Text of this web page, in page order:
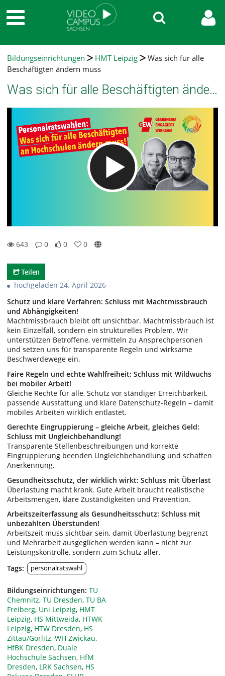
Bildungseinrichtungen HMT Leipzig
Was sich für alle
Beschäftigten ändern muss
Was sich für alle Beschäftigten ändern muss
643
0
0
0
Teilen
hochgeladen 24. April 2026
Schutz und klare Verfahren: Schluss mit Machtmissbrauch
und Abhängigkeiten!
Machtmissbrauch bleibt oft unsichtbar. Machtmissbrauch ist
kein Einzelfall, sondern ein strukturelles Problem. Wir
unterstützen Betroffene, vermitteln zu Ansprechpersonen
und setzen uns für transparente Regeln und wirksame
Beschwerdewege ein.
Faire Regeln und echte Wahlfreiheit: Schluss mit Wildwuchs
bei mobiler Arbeit!
Gleiche Rechte für alle, Schutz vor ständiger Erreichbarkeit,
passende Ausstattung und klare Datenschutz-Regeln – damit
mobiles Arbeiten wirklich entlastet.
Gerechte Eingruppierung – gleiche Arbeit, gleiches Geld:
Schluss mit Ungleichbehandlung!
Transparente Stellenbeschreibungen und korrekte
Eingruppierung beenden Ungleichbehandlung und schaffen
Anerkennung.
Gesundheitsschutz, der wirklich wirkt: Schluss mit Überlast
Überlastung macht krank. Gute Arbeit braucht realistische
Arbeitsmengen, klare Zuständigkeiten und Prävention.
Arbeitszeiterfassung als Gesundheitsschutz: Schluss mit
unbezahlten Überstunden!
Arbeitszeit muss sichtbar sein, damit Überlastung begrenzt
und Mehrarbeit ausgeglichen werden kann – nicht zur
Leistungskontrolle, sondern zum Schutz aller.
Tags:
personalratswahl
Bildungseinrichtungen: TU
Chemnitz, TU Dresden, TU BA
Freiberg, Uni Leipzig, HMT
Leipzig, HS Mittweida, HTWK
Leipzig, HTW Dresden, HS
Zittau/Görlitz, WH Zwickau,
HfBK Dresden, Duale
Hochschule Sachsen, HfM
Dresden, LRK Sachsen, HS